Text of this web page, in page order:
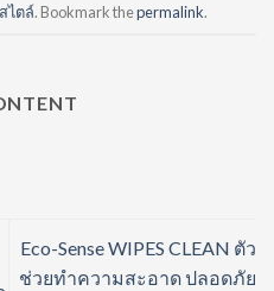
ไตล์. Bookmark thepermalink.
Eco-Sense WIPES CLEAN ตัว
ช่วยทำความสะอาด ปลอดภัย